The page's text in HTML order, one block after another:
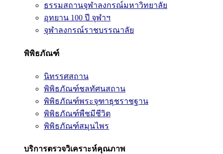
ธรรมสถานจุฬาลงกรณ์มหาวิทยาลัย
อุทยาน 100 ปี จุฬาฯ
จุฬาลงกรณ์ราชบรรณาลัย
พิพิธภัณฑ์
นิทรรศสถาน
พิพิธภัณฑ์ชลทัศนสถาน
พิพิธภัณฑ์พระจุฑาธุชราชฐาน
พิพิธภัณฑ์พืชมีชีวิต
พิพิธภัณฑ์สมุนไพร
บริการตรวจวิเคราะห์คุณภาพ